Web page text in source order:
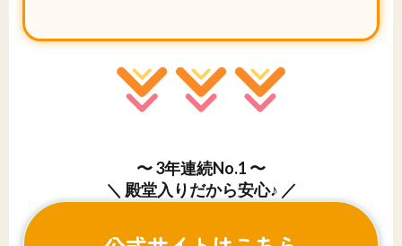
〜 3年連続No.1 〜
＼ 殿堂入りだから安心♪ ／